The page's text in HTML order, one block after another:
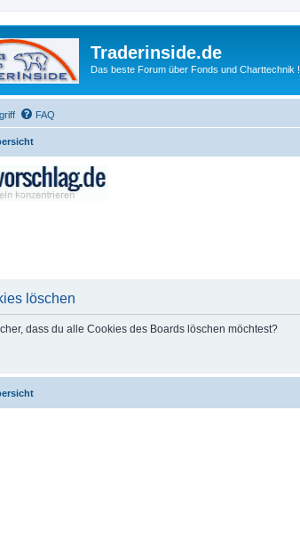
Traderinside.de
Das beste Forum über Fonds und Charttechnik !
FAQ
löschen
dass du alle Cookies des Boards löschen möchtest?